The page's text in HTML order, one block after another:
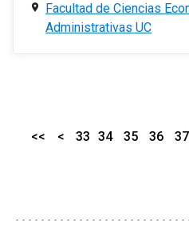
Facultad de Ciencias
Administrativas UC
<< < 33 34 35 36 37